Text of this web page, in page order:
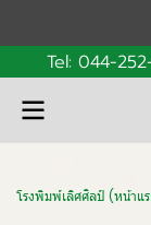
Tel: 044-
โรงพิมพ์เลิศศิลป์ (หน้าแ